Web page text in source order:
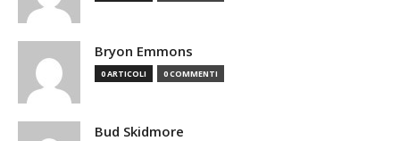
Bryon Emmons
0 ARTICOLI 0 COMMENTI
Bud Skidmore